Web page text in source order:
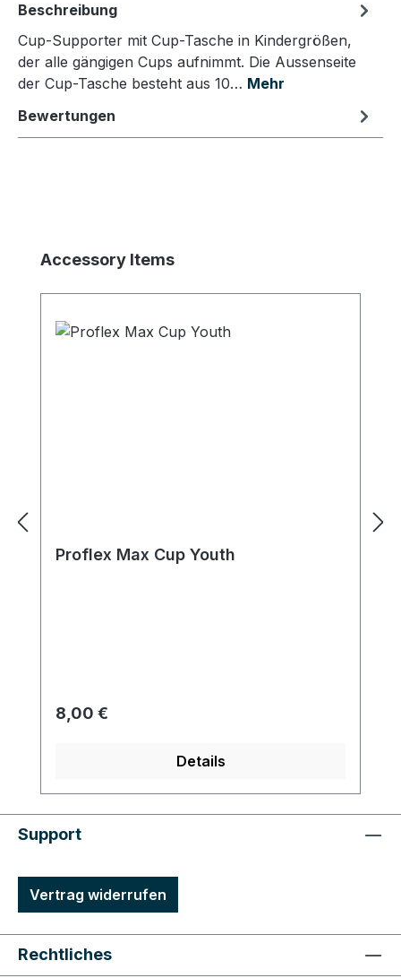
Beschreibung
Cup-Supporter mit Cup-Tasche in Kindergrößen,
der alle gängigen Cups aufnimmt. Die Aussenseite
der Cup-Tasche besteht aus 10… Mehr
Bewertungen
Produktgalerie überspringen
Accessory Items
Proflex Max Cup Youth
Regulärer Preis:
8,00 €
Details
Support
Vertrag widerrufen
Rechtliches